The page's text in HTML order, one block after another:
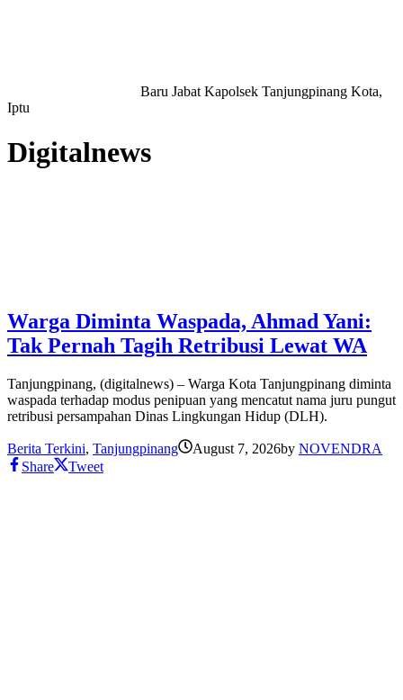
Baru Jabat Kapolsek Tanjungpinang Kota,
Iptu
Digitalnews
Warga Diminta Waspada, Ahmad Yani:
Tak Pernah Tagih Retribusi Lewat WA
Tanjungpinang, (digitalnews) – Warga Kota Tanjungpinang diminta
waspada terhadap modus penipuan yang mencatut nama juru pungut
retribusi persampahan Dinas Lingkungan Hidup (DLH).
Berita Terkini, Tanjungpinang August 7, 2026by NOVENDRA
Share
Tweet